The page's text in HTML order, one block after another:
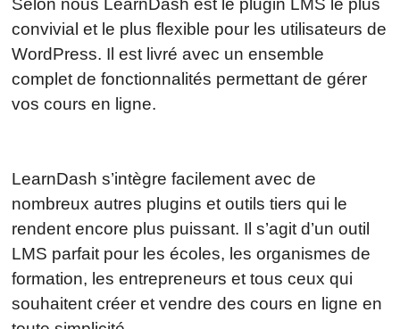
Selon nous LearnDash est le plugin LMS le plus
convivial et le plus flexible pour les utilisateurs de
WordPress. Il est livré avec un ensemble
complet de fonctionnalités permettant de gérer
vos cours en ligne.
LearnDash s’intègre facilement avec de
nombreux autres plugins et outils tiers qui le
rendent encore plus puissant. Il s’agit d’un outil
LMS parfait pour les écoles, les organismes de
formation, les entrepreneurs et tous ceux qui
souhaitent créer et vendre des cours en ligne en